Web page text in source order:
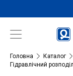
Головна Каталог
Гідравлічний